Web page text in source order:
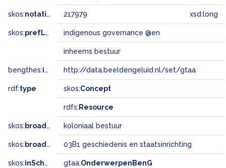
skos:notation 217979 xsd:long
skos:prefLabel indigenous governance @en
inheems bestuur
bengthes:inSet http://data.beeldengeluid.nl/set/gtaa
rdf:type skos:Concept
rdfs: Resource
skos: broader koloniaal bestuur
skos: broadMatch 03B1 geschiedenis en staatsinrichting
skos:inScheme gtaa:OnderwerpenBenG